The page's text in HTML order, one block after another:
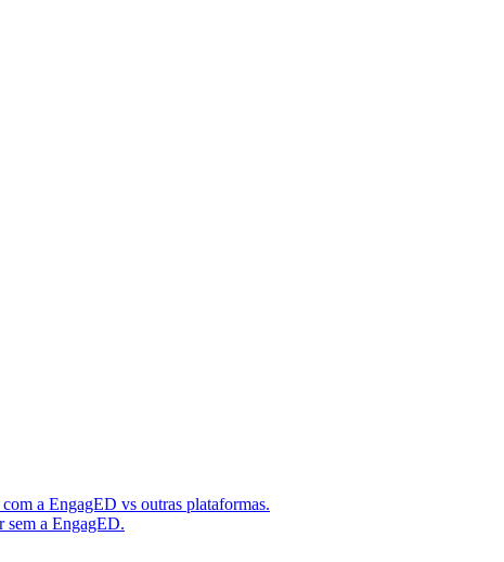
a EngagED vs outras plataformas.
sem a EngagED.